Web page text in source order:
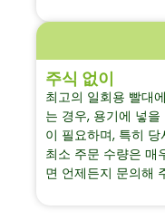
주식 없이
최고의 일회용 빨대
는 경우, 용기에 넣
이 필요하며, 특히
최소 주문 수량은 매
면 언제든지 문의해